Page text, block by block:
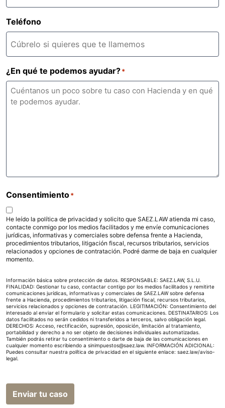
Teléfono
¿En qué te podemos ayudar?*
Consentimiento*
He leído la política de privacidad y solicito que SAEZ.LAW atienda mi caso,
contacte conmigo por los medios facilitados y me envíe comunicaciones
jurídicas, informativas y comerciales sobre defensa frente a Hacienda,
procedimientos tributarios, litigación fiscal, recursos tributarios, servicios
relacionados y opciones de contratación. Podré darme de baja en cualquier
momento.
Información básica sobre protección de datos. RESPONSABLE: SAEZ.LAW, S.L.U.
FINALIDAD: Gestionar tu caso, contactar contigo por los medios facilitados y remitirte
comunicaciones jurídicas, informativas y comerciales de SAEZ.LAW sobre defensa
frente a Hacienda, procedimientos tributarios, litigación fiscal, recursos tributarios,
servicios relacionados y opciones de contratación. LEGITIMACIÓN: Consentimiento del
interesado al enviar el formulario y solicitar estas comunicaciones. DESTINATARIOS: Los
datos facilitados no serán cedidos ni transferidos a terceros, salvo obligación legal.
DERECHOS: Acceso, rectificación, supresión, oposición, limitación al tratamiento,
portabilidad y derecho a no ser objeto de decisiones individuales automatizadas.
También podrás retirar tu consentimiento o darte de baja de las comunicaciones en
cualquier momento escribiendo a sinimpuestos@saez.law. INFORMACIÓN ADICIONAL:
Puedes consultar nuestra política de privacidad en el siguiente enlace: saez.law/aviso-
legal.
Enviar tu caso